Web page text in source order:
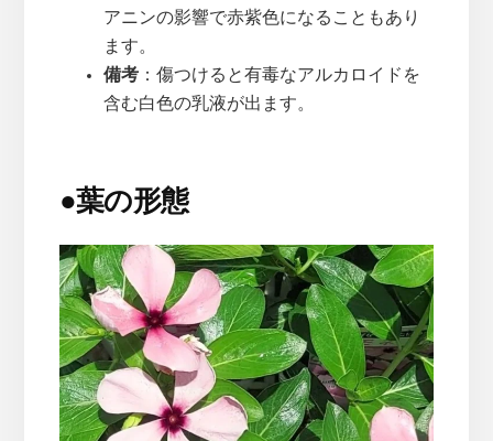
アニンの影響で赤紫色になることもあり
ます。
備考：傷つけると有毒なアルカロイドを
含む白色の乳液が出ます。
●葉の形態